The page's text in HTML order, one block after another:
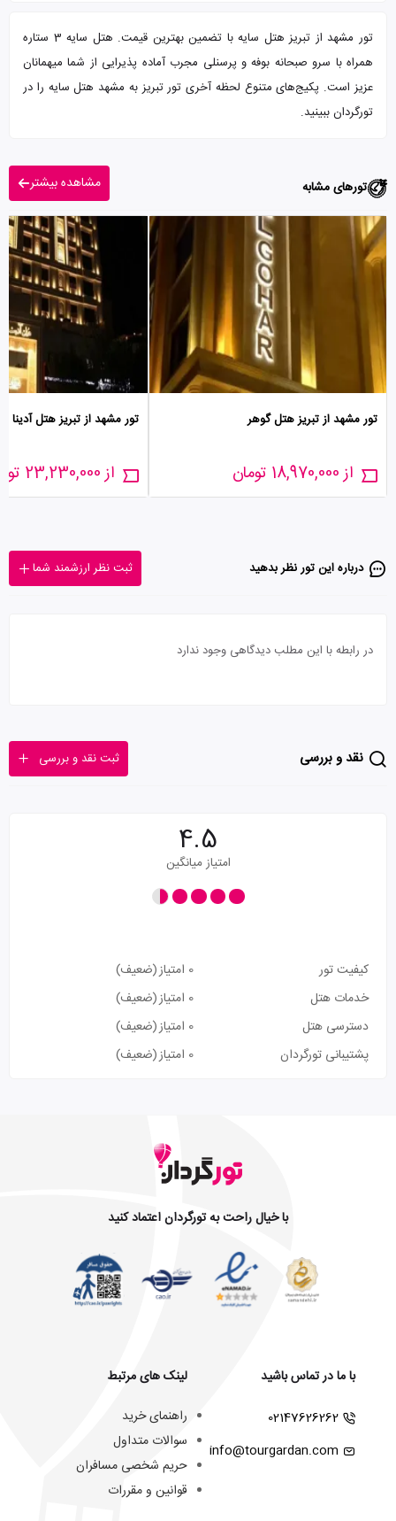
تور مشهد از تبریز هتل سایه با تضمین بهترین قیمت. هتل سایه 3 ستاره
همراه با سرو صبحانه بوفه و پرسنلی مجرب آماده پذیرایی از شما میهمانان
عزیز است. پکیج‌های متنوع لحظه آخری تور تبریز به مشهد هتل سایه را در
تورگردان ببینید.
تورهای مشابه مشاهده بیشتر
تور مشهد از تبریز هتل گوهر
از 18,970,000 تومان
تور مشهد از تبریز هتل آدینا
از 23,230,000 تومان
درباره این تور‌ نظر بدهید ثبت نظر ارزشمند شما
در رابطه با این مطلب دیدگاهی وجود ندارد
نقد و بررسی ثبت نقد و بررسی
4.5
امتیاز میانگین
کیفیت تور 0 امتیاز
(ضعیف)
خدمات هتل
0 امتیاز
(ضعیف)
دسترسی هتل
0 امتیاز
(ضعیف)
پشتیبانی تورگردان
0 امتیاز (ضعیف)
با خیال راحت به تورگردان اعتماد کنید
با ما در تماس باشید
02147626262
info@tourgardan.com
لینک های مرتبط
راهنمای خرید
سوالات متداول
حریم شخصی مسافران
قوانین و مقررات